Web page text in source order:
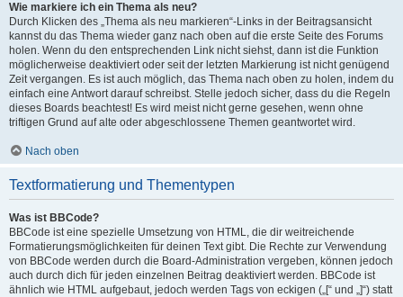
Wie markiere ich ein Thema als neu?
Durch Klicken des „Thema als neu markieren“-Links in der Beitragsansicht
kannst du das Thema wieder ganz nach oben auf die erste Seite des Forums
holen. Wenn du den entsprechenden Link nicht siehst, dann ist die Funktion
möglicherweise deaktiviert oder seit der letzten Markierung ist nicht genügend
Zeit vergangen. Es ist auch möglich, das Thema nach oben zu holen, indem du
einfach eine Antwort darauf schreibst. Stelle jedoch sicher, dass du die Regeln
dieses Boards beachtest! Es wird meist nicht gerne gesehen, wenn ohne
triftigen Grund auf alte oder abgeschlossene Themen geantwortet wird.
Nach oben
Textformatierung und Thementypen
Was ist BBCode?
BBCode ist eine spezielle Umsetzung von HTML, die dir weitreichende
Formatierungsmöglichkeiten für deinen Text gibt. Die Rechte zur Verwendung
von BBCode werden durch die Board-Administration vergeben, können jedoch
auch durch dich für jeden einzelnen Beitrag deaktiviert werden. BBCode ist
ähnlich wie HTML aufgebaut, jedoch werden Tags von eckigen („[“ und „]“) statt